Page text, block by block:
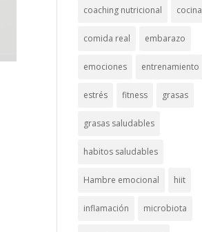
coaching nutricional cocina
comida real embarazo
emociones entrenamiento
estrés fitness grasas
grasas saludables
habitos saludables
Hambre emocional hiit
inflamación microbiota